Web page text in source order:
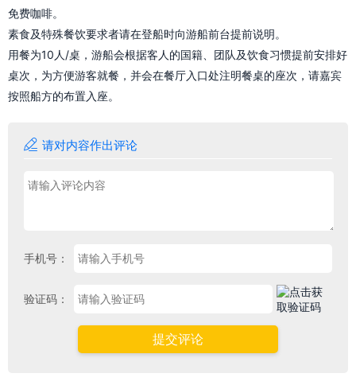
免费咖啡。
素食及特殊餐饮要求者请在登船时向游船前台提前说明。
用餐为10人/桌，游船会根据客人的国籍、团队及饮食习惯提前安排好
桌次，为方便游客就餐，并会在餐厅入口处注明餐桌的座次，请嘉宾
按照船方的布置入座。
 请对内容作出评论
手机号：
验证码：
提交评论